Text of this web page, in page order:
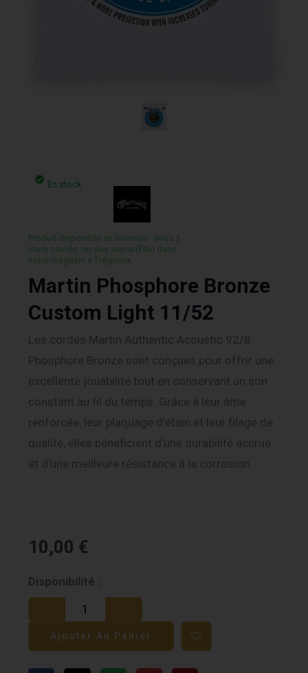
En stock
Produit disponible en livraison¹ sous 3
jours ouvrés, ou des aujourd’hui dans
notre magasin a Trégueux.
Martin Phosphore Bronze
Custom Light 11/52
Les cordes Martin Authentic Acoustic 92/8
Phosphore Bronze sont conçues pour offrir une
excellente jouabilité tout en conservant un son
constant au fil du temps. Grâce à leur âme
renforcée, leur plaquage d’étain et leur filage de
qualité, elles bénéficient d’une durabilité accrue
et d’une meilleure résistance à la corrosion.
10,00 €
Disponibilité :
quantité
de
Martin
Phosphore
Ajouter Au Panier